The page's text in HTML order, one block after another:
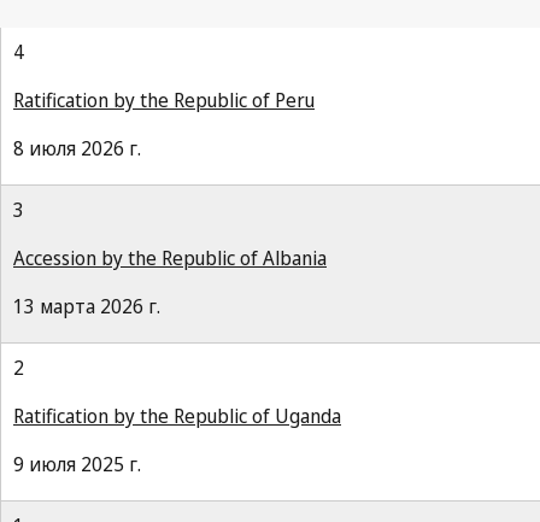
4
Ratification by the Republic of Peru
8 июля 2026 г.
3
Accession by the Republic of Albania
13 марта 2026 г.
2
Ratification by the Republic of Uganda
9 июля 2025 г.